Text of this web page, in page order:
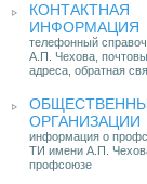
КОНТАКТНАЯ
ИНФОРМАЦИЯ
телефонный
А.П. Чехова,
адреса, обратная
ОРГАНИЗАЦИИ
информация о
ТИ имени А.П.
профсоюзе